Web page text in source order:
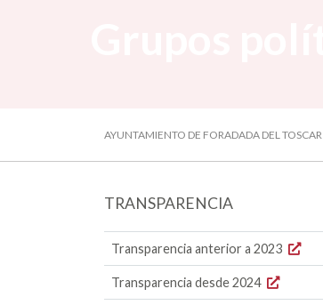
AYUNTAMIENTO DE FORADADA DEL TOSCAR
TRANSPARENCIA
Transparencia anterior a 2023
Transparencia desde 2024